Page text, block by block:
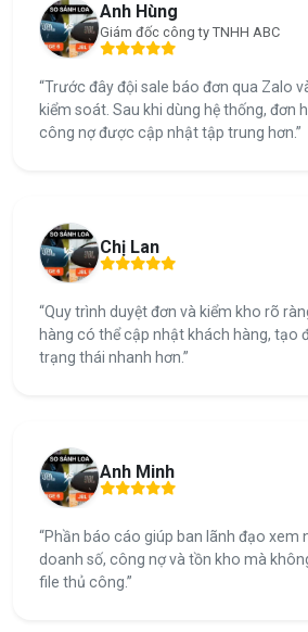
Anh Hùng
Giám đốc công ty TNHH ABC
“Trước đây đội sale báo đơn qua Zalo
kiểm soát. Sau khi dùng hệ thống, đơn
công nợ được cập nhật tập trung hơn.”
Chị Lan
“Quy trình duyệt đơn và kiểm kho rõ
hàng có thể cập nhật khách hàng, tạo
trạng thái nhanh hơn.”
Anh Minh
“Phần báo cáo giúp ban lãnh đạo xem
doanh số, công nợ và tồn kho mà
file thủ công.”